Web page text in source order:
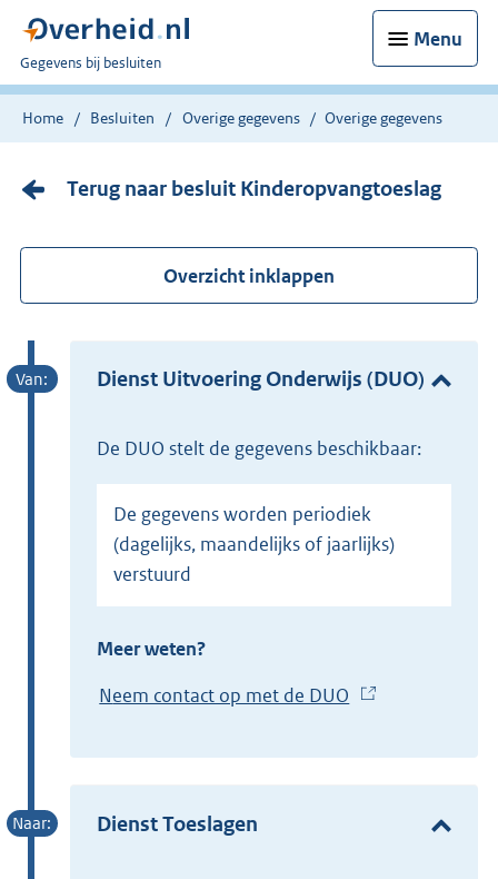
Menu
U
bent
nu
Gegevens bij besluiten
Home Besluiten Overige gegevens Overige gegevens
Terug naar besluit Kinderopvangtoeslag
Overzicht inklappen
Dienst Uitvoering Onderwijs (DUO)
de DUO stelt de gegevens beschikbaar:
De gegevens worden periodiek
(dagelijks, maandelijks of jaarlijks)
verstuurd
Meer weten?
Neem contact op met de DUO
x
t
Dienst Toeslagen